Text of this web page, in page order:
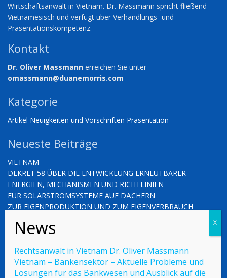
Wirtschaftsanwalt in Vietnam. Dr. Massmann spricht fließend
Vietnamesisch und verfügt über Verhandlungs- und
Präsentationskompetenz.
Kontakt
Dr. Oliver Massmann erreichen Sie unter
omassmann@duanemorris.com
Kategorie
Artikel Neuigkeiten und Vorschriften Präsentation
Neueste Beiträge
VIETNAM –
DEKRET 58 ÜBER DIE ENTWICKLUNG ERNEUTBARER
ENERGIEN, MECHANISMEN UND RICHTLINIEN
FÜR SOLARSTROMSYSTEME AUF DÄCHERN
ZUR EIGENPRODUKTION UND ZUM EIGENVERBRAUCH
VIETNAM – NEUIGKEITEN UND VORSCHRIFTEN (03.10.2025)
Rechtsanwalt in Vietnam Dr. Oliver Massmann
Vietnam – Bankensektor – Aktuelle Probleme und
Lösungen für das Bankwesen und Ausblick auf die